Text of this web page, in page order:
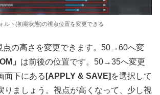
ルト(初期状態)の視点位置を変更できる
点の高さを変更できます。50→60へ変
」 は前後の位置です。50→35へ変更
面下にある [APPLY & SAVE] を選択して
りましょう。視点が高くなって、少し視